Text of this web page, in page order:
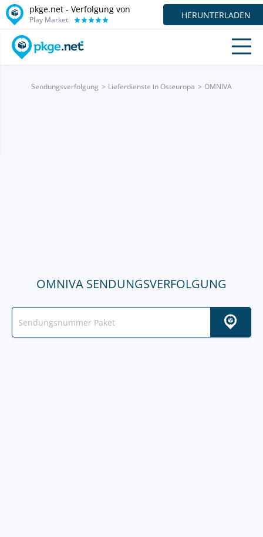
pkge.net - Verfolgung von
Play Market: HERUNTERLADEN
Sendungsverfolgung Lieferdienste in Osteuropa OMNIVA
OMNIVA SENDUNGSVERFOLGUNG